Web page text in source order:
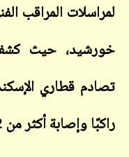
لمراسلات المراقب
خورشيد، حيث
راكبًا وإصابة أكثر من 132 شخصاً.